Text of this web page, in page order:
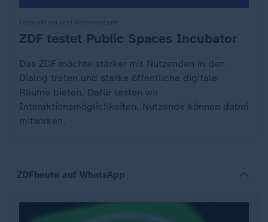
:ZDF testet Public Spaces Incubator
Das ZDF möchte stärker mit Nutzenden in den
Dialog treten und starke öffentliche digitale
Räume bieten. Dafür testen wir
Interaktionsmöglichkeiten. Nutzende können dabei
mitwirken.
ZDFheute auf WhatsApp